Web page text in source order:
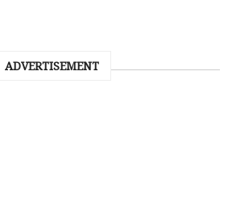
ADVERTISEMENT